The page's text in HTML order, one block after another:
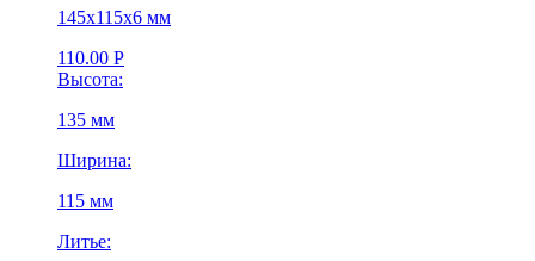
145х115х6 мм
110.00 Р
Высота:
135 мм
Ширина:
115 мм
Литье: